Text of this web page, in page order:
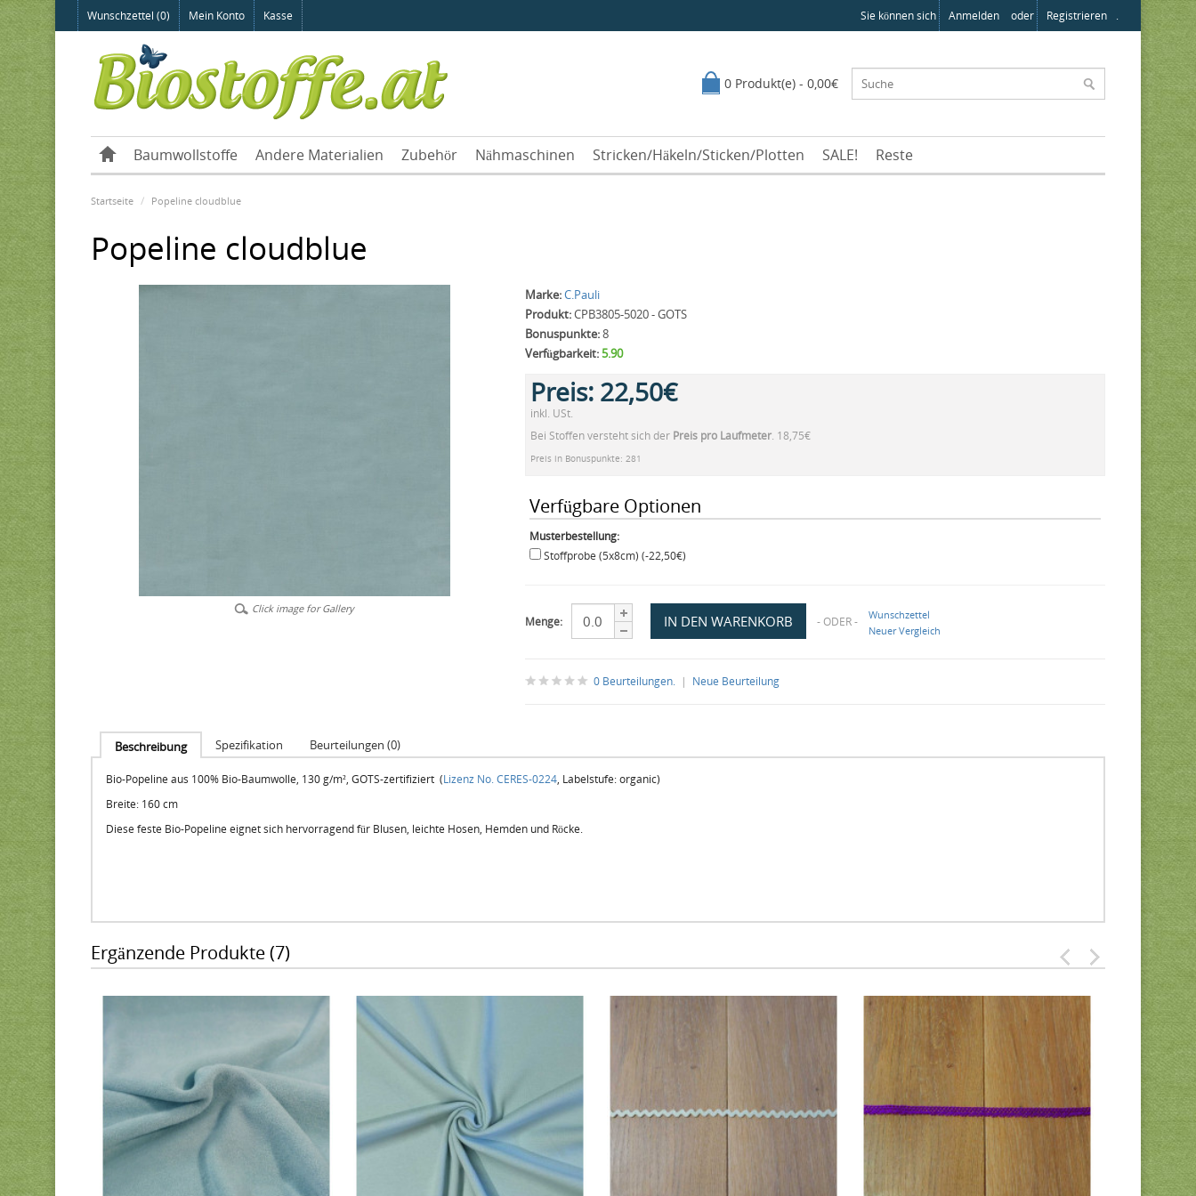
Wunschzettel (0) Mein Konto Kasse Sie können sich Anmelden oder Registrieren .
0 Produkt(e) - 0,00€
Baumwollstoffe Andere Materialien Zubehör Nähmaschinen Stricken/Häkeln/Sticken/Plotten SALE! Reste
Startseite Popeline cloudblue
Popeline cloudblue
Click image for Gallery
Marke:C.Pauli
Produkt:CPB3805-5020 - GOTS
Bonuspunkte:8
Verfügbarkeit:5.90
Preis: 22,50€
inkl. USt.
Bei Stoffen versteht sich der Preis pro Laufmeter. 18,75€
Preis in Bonuspunkte: 281
Verfügbare Optionen
Musterbestellung:
Stoffprobe (5x8cm) (-22,50€)
Menge: - ODER -
Wunschzettel
Neuer Vergleich
0 Beurteilungen.| Neue Beurteilung
Beschreibung Spezifikation Beurteilungen (0)
Bio-Popeline aus 100% Bio-Baumwolle, 130 g/m², GOTS-zertifiziert (Lizenz No. CERES-0224, Labelstufe: organic)
Breite: 160 cm
Diese feste Bio-Popeline eignet sich hervorragend für Blusen, leichte Hosen, Hemden und Röcke.
Ergänzende Produkte (7)